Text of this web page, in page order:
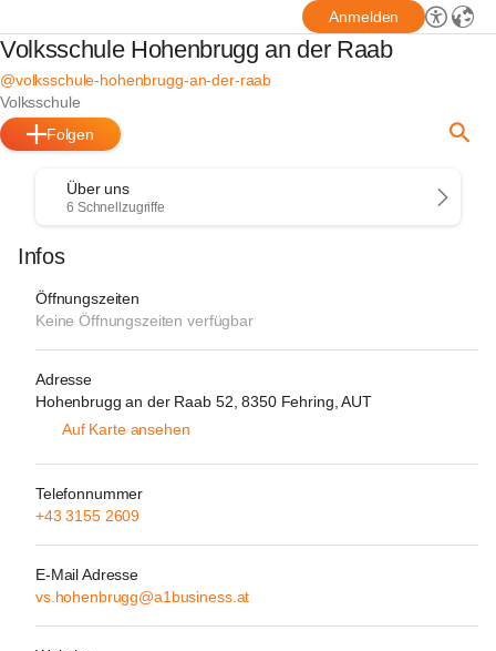
Anmelden
Volksschule Hohenbrugg an der Raab
@volksschule-hohenbrugg-an-der-raab
Volksschule
Folgen
Über uns
6 Schnellzugriffe
Infos
Öffnungszeiten
Keine Öffnungszeiten verfügbar
Adresse
Hohenbrugg an der Raab 52, 8350 Fehring, AUT
Auf Karte ansehen
Telefonnummer
+43 3155 2609
E-Mail Adresse
vs.hohenbrugg@a1business.at